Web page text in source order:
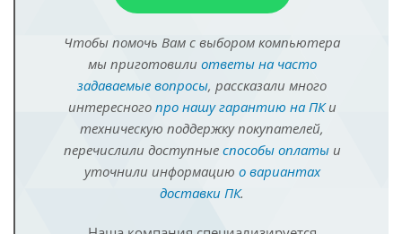
Чтобы помочь Вам с выбором компьютера
мы приготовили ответы на часто
задаваемые вопросы, рассказали много
интересного про нашу гарантию на ПКи
техническую поддержку покупателей,
перечислили доступные способы оплатыи
уточнили информацию о вариантах
доставки ПК.